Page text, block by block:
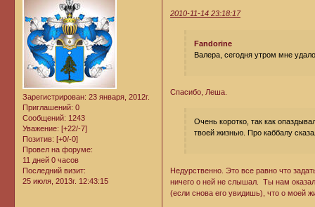
Зарегистрирован: 23 января, 2012г.
Приглашений: 0
Сообщений: 1243
Уважение: [+22/-7]
Позитив: [+0/-0]
Провел на форуме:
11 дней 0 часов
Последний визит:
25 июля, 2013г. 12:43:15
2010-11-14 23:18:17
Fandorine
Валера, сегодня утром мне
Спасибо, Леша.
Очень коротко, так как
твоей жизнью. Про каббалу
Недурственно. Это все равно что
ничего о ней не слышал. Ты нам
(если снова его увидишь), что о моей